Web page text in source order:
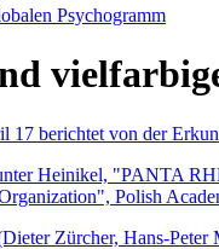
Psychogramm
berichtet von der
Heinikel, "PANTA
Polish
Zürcher, Hans-